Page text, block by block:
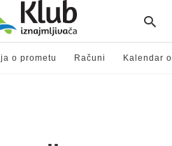
o prometu Računi Kalendar